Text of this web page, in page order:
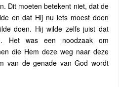
Dit moeten betekent niet, dat de
en dat Hij nu iets moest doen
doen. Hij wilde zelfs juist dat
Het was een noodzaak om
die Hem deze weg naar deze
van de genade van God wordt